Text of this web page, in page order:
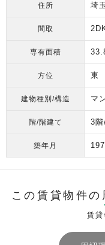
住所 埼
間取
専有面積
方位 東
建物種別/構造 マ
階/階建て 3
築年月
この賃貸物件の
賃貸